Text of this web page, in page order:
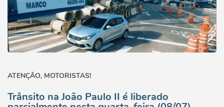
ATENÇÃO, MOTORISTAS!
Trânsito na João Paulo II é liberado